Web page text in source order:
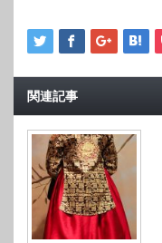
関連記事